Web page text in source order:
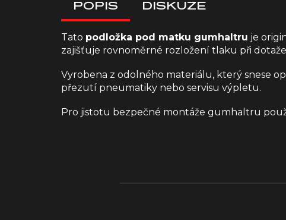
POPIS DISKUZE
Tato podložka pod matku gumhaltru je
zajišťuje rovnoměrné rozložení tlaku při
Vyrobena z odolného materiálu, který snese
přezutí pneumatiky nebo servisu výpletu.
Pro jistotu bezpečné montáže gumhaltru